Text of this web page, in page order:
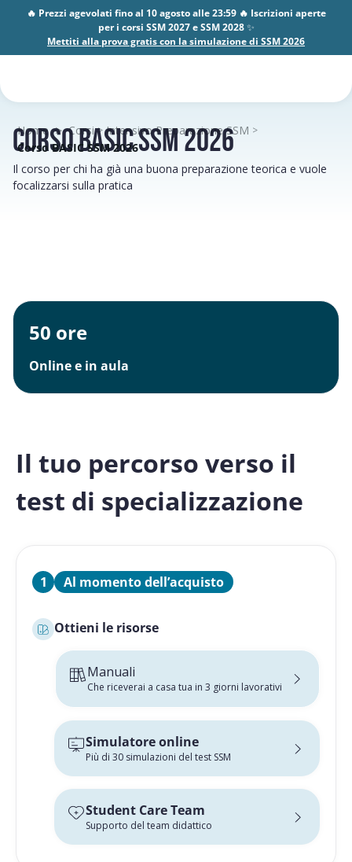
🔥 Prezzi agevolati fino al 10 agosto alle 23:59 🔥 Iscrizioni aperte
per i corsi SSM 2027 e SSM 2028✨
Mettiti alla prova gratis con la simulazione di SSM 2026
Home > Corsi > Intensivo Preparazione SSM >
Corso BASIC SSM 2026
Corso Basic SSM 2026
Il corso per chi ha già una buona preparazione teorica e vuole
focalizzarsi sulla pratica
50 ore
Online e in aula
Il tuo percorso verso il
test di specializzazione
1 Al momento dell’acquisto
Ottieni le risorse
Manuali
Che riceverai a casa tua in 3 giorni lavorativi
Simulatore online
Più di 30 simulazioni del test SSM
Student Care Team
Supporto del team didattico